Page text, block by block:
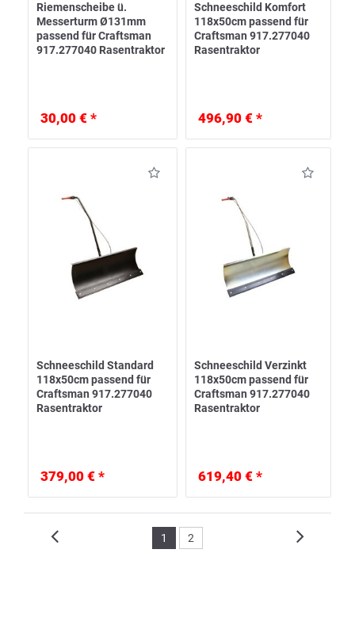
Riemenscheibe ü.
Messerturm Ø131mm
passend für Craftsman
917.277040 Rasentraktor
30,00 € *
Schneeschild Komfort
118x50cm passend für
Craftsman 917.277040
Rasentraktor
496,90 € *
Schneeschild Standard
118x50cm passend für
Craftsman 917.277040
Rasentraktor
379,00 € *
Schneeschild Verzinkt
118x50cm passend für
Craftsman 917.277040
Rasentraktor
619,40 € *
1 2